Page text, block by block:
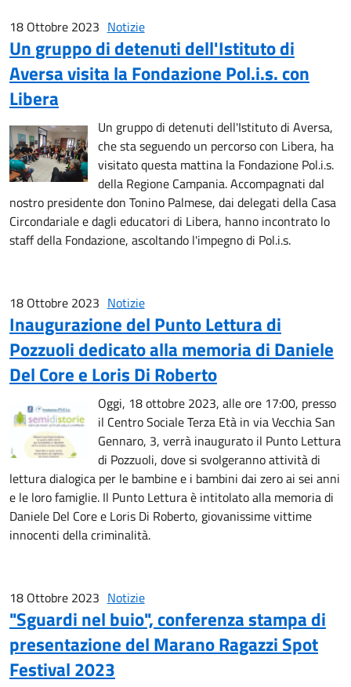
18 Ottobre 2023 Notizie
Un gruppo di detenuti dell'Istituto di
Aversa visita la Fondazione Pol.i.s. con
Libera
Un gruppo di detenuti dell'Istituto di Aversa,
che sta seguendo un percorso con Libera, ha
visitato questa mattina la Fondazione Pol.i.s.
della Regione Campania. Accompagnati dal
nostro presidente don Tonino Palmese, dai delegati della Casa
Circondariale e dagli educatori di Libera, hanno incontrato lo
staff della Fondazione, ascoltando l'impegno di Pol.i.s.
18 Ottobre 2023 Notizie
Inaugurazione del Punto Lettura di
Pozzuoli dedicato alla memoria di Daniele
Del Core e Loris Di Roberto
Oggi, 18 ottobre 2023, alle ore 17:00, presso
il Centro Sociale Terza Età in via Vecchia San
Gennaro, 3, verrà inaugurato il Punto Lettura
di Pozzuoli, dove si svolgeranno attività di
lettura dialogica per le bambine e i bambini dai zero ai sei anni
e le loro famiglie. Il Punto Lettura è intitolato alla memoria di
Daniele Del Core e Loris Di Roberto, giovanissime vittime
innocenti della criminalità.
18 Ottobre 2023 Notizie
"Sguardi nel buio", conferenza stampa di
presentazione del Marano Ragazzi Spot
Festival 2023